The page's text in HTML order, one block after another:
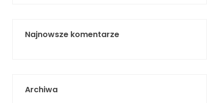
Najnowsze komentarze
Archiwa